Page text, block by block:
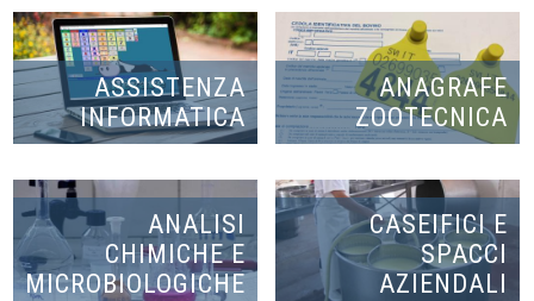
ASSISTENZA
INFORMATICA
ANAGRAFE
ZOOTECNICA
ANALISI
CHIMICHE E
MICROBIOLOGICHE
CASEIFICI E
SPACCI
AZIENDALI